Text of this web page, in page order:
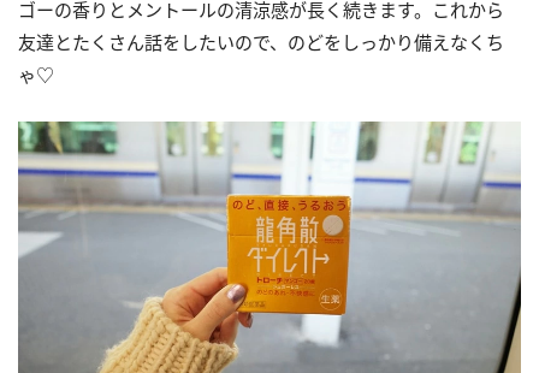
ゴーの香りとメントールの清涼感が長く続きます。これから
友達とたくさん話をしたいので、のどをしっかり備えなくち
ゃ♡